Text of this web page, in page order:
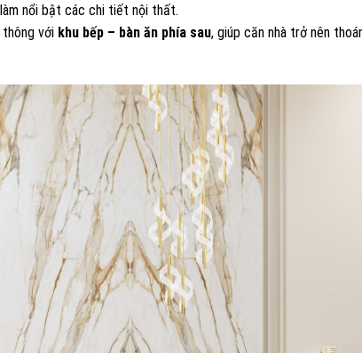
nổi bật các chi tiết nội thất.
với khu bếp – bàn ăn phía sau, giúp căn nhà trở nên